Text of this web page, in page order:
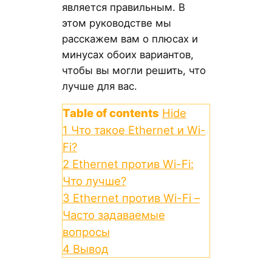
является правильным. В
этом руководстве мы
расскажем вам о плюсах и
минусах обоих вариантов,
чтобы вы могли решить, что
лучше для вас.
Table of contents Hide
1 Что такое Ethernet и Wi-
Fi?
2 Ethernet против Wi-Fi:
Что лучше?
3 Ethernet против Wi-Fi –
Часто задаваемые
вопросы
4 Вывод